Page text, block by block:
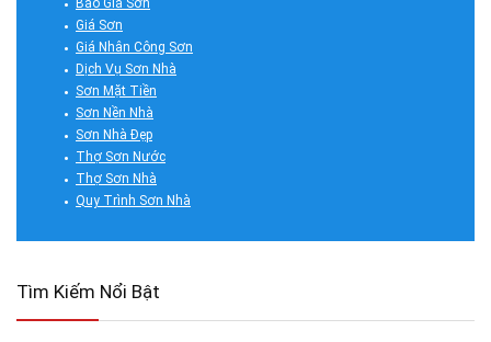
Báo Giá Sơn
Giá Sơn
Giá Nhân Công Sơn
Dịch Vụ Sơn Nhà
Sơn Mặt Tiền
Sơn Nền Nhà
Sơn Nhà Đẹp
Thợ Sơn Nước
Thợ Sơn Nhà
Quy Trình Sơn Nhà
Tìm Kiếm Nổi Bật